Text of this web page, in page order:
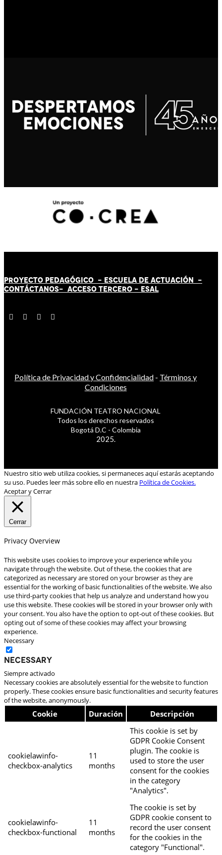
PROYECTO PEDAGÓGICO - ESCUELA DE ACTUACIÓN -
CONTÁCTANOS- ACCESO TERCERO - ESAL
Política de Privacidad y Confidencialidad - Términos y
Condiciones
FUNDACIÓN TEATRO NACIONAL
Todos los derechos reservados
Bogotá D.C - Colombia
2025.
Nuestro sitio web utiliza cookies, si permaneces aquí estarás aceptando
su uso. Puedes leer más sobre ello en nuestra Política de Cookies.
Aceptar y Cerrar
Cerrar
Privacy Overview
This website uses cookies to improve your experience while you
navigate through the website. Out of these, the cookies that are
categorized as necessary are stored on your browser as they are
essential for the working of basic functionalities of the website. We also
use third-party cookies that help us analyze and understand how you
use this website. These cookies will be stored in your browser only with
your consent. You also have the option to opt-out of these cookies. But
opting out of some of these cookies may affect your browsing
experience.
Necessary
Necessary
Siempre activado
Necessary cookies are absolutely essential for the website to function
properly. These cookies ensure basic functionalities and security features
of the website, anonymously.
Cookie Duración Descripción
cookielawinfo-
checkbox-analytics
11
months
This cookie is set by
GDPR Cookie Consent
plugin. The cookie is
used to store the user
consent for the cookies
in the category
"Analytics".
cookielawinfo-
checkbox-functional
11
months
The cookie is set by
GDPR cookie consent to
record the user consent
for the cookies in the
category "Functional".